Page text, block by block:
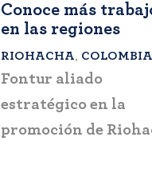
Conoce más
en las regiones
RIOHACHA, COLOMBIA
Fontur aliado
estratégico en la
promoción de